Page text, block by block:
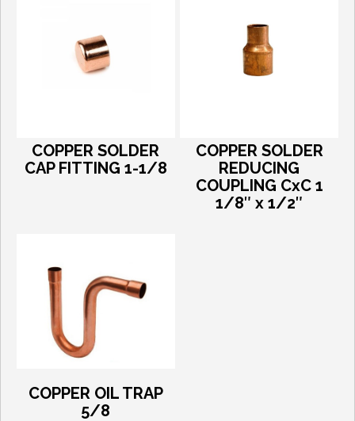
COPPER SOLDER
CAP FITTING 1-1/8
COPPER SOLDER
REDUCING
COUPLING CxC 1
1/8″ x 1/2″
COPPER OIL TRAP
5/8